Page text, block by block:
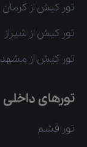
تور کیش از کرمان
تور کیش از شیراز
تور کیش از مشهد
تورهای داخلی
تور قشم